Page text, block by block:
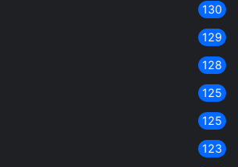
130
129
128
125
125
123